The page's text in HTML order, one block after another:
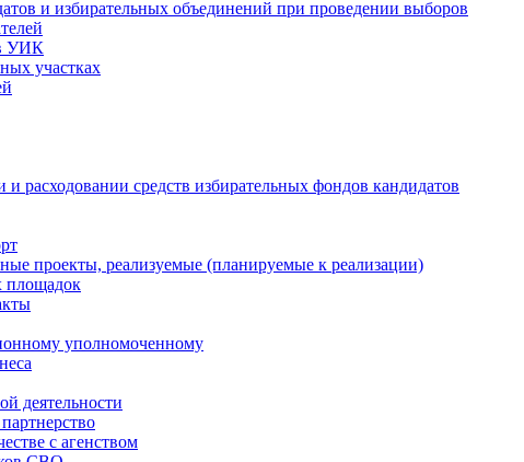
и избирательных объединений при проведении выборов
УИК
участках
расходовании средств избирательных фондов кандидатов
проекты, реализуемые (планируемые к реализации)
площадок
уполномоченному
деятельности
с агенством